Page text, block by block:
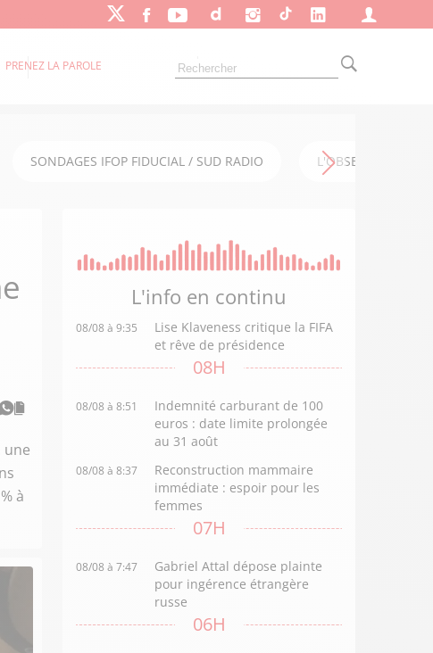
PRENEZ LA PAROLE
SONDAGES IFOP FIDUCIAL / SUD RADIO L'OBSERVATOIRE
une
à
L'info en continu
08/08 à 9:35
Lise Klaveness critique la FIFA
et rêve de présidence
08H
08/08 à 8:51
Indemnité carburant de 100
euros : date limite prolongée
au 31 août
08/08 à 8:37
Reconstruction mammaire
immédiate : espoir pour les
femmes
07H
08/08 à 7:47
Gabriel Attal dépose plainte
pour ingérence étrangère
russe
06H